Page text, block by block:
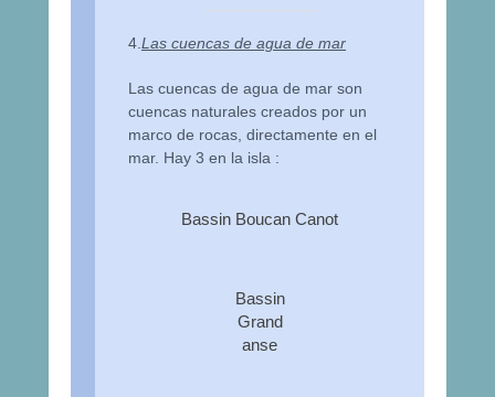
4.Las cuencas de agua de mar
Las cuencas de agua de mar son
cuencas naturales creados por un
marco de rocas, directamente en el
mar. Hay 3 en la isla :
Bassin Boucan Canot
Bassin
Grand
anse